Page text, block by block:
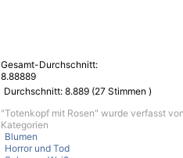
Gesamt-Durchschnitt:
8.88889
Durchschnitt: 8.889 (27 Stimmen )
"Totenkopf mit Rosen" wurde verfasst
Kategorien
Blumen
Horror und Tod